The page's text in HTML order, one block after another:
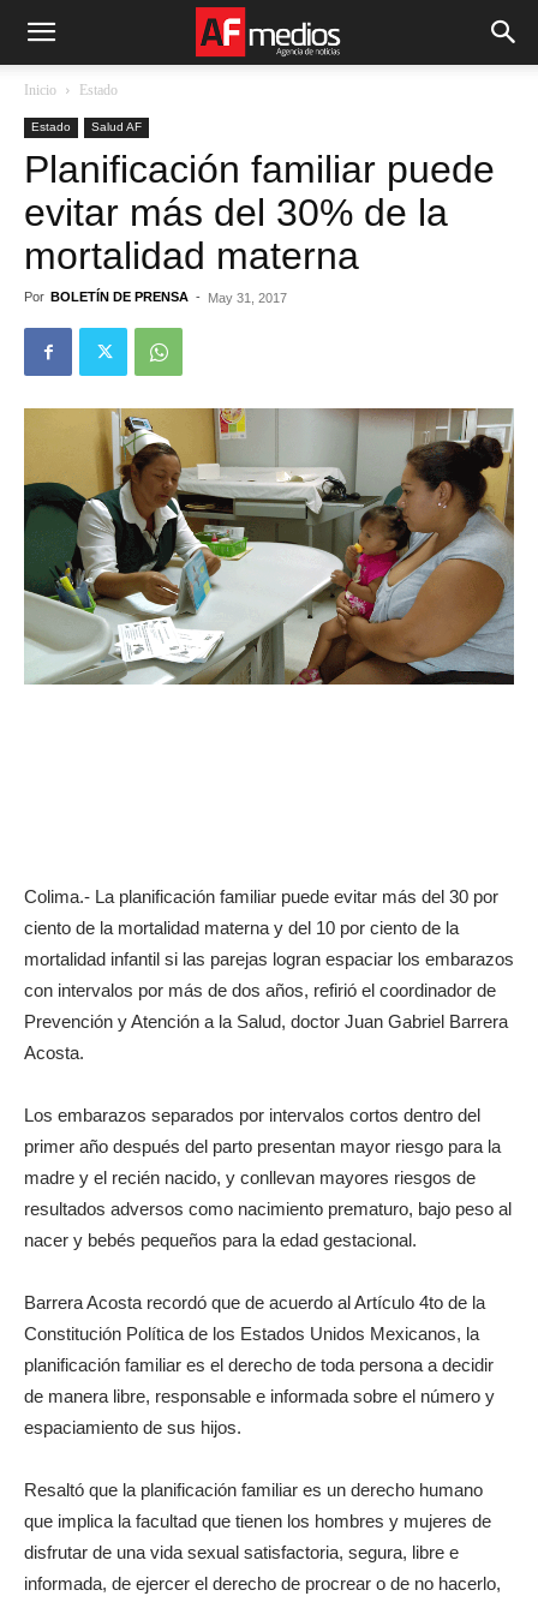
Inicio Estado
Estado Salud AF
Planificación familiar puede
evitar más del 30% de la
mortalidad materna
Por BOLETÍN DE PRENSA - May 31, 2017
Colima.- La planificación familiar puede evitar más del 30 por
ciento de la mortalidad materna y del 10 por ciento de la
mortalidad infantil si las parejas logran espaciar los embarazos
con intervalos por más de dos años, refirió el coordinador de
Prevención y Atención a la Salud, doctor Juan Gabriel Barrera
Acosta.
Los embarazos separados por intervalos cortos dentro del
primer año después del parto presentan mayor riesgo para la
madre y el recién nacido, y conllevan mayores riesgos de
resultados adversos como nacimiento prematuro, bajo peso al
nacer y bebés pequeños para la edad gestacional.
Barrera Acosta recordó que de acuerdo al Artículo 4to de la
Constitución Política de los Estados Unidos Mexicanos, la
planificación familiar es el derecho de toda persona a decidir
de manera libre, responsable e informada sobre el número y
espaciamiento de sus hijos.
Resaltó que la planificación familiar es un derecho humano
que implica la facultad que tienen los hombres y mujeres de
disfrutar de una vida sexual satisfactoria, segura, libre e
informada, de ejercer el derecho de procrear o de no hacerlo,